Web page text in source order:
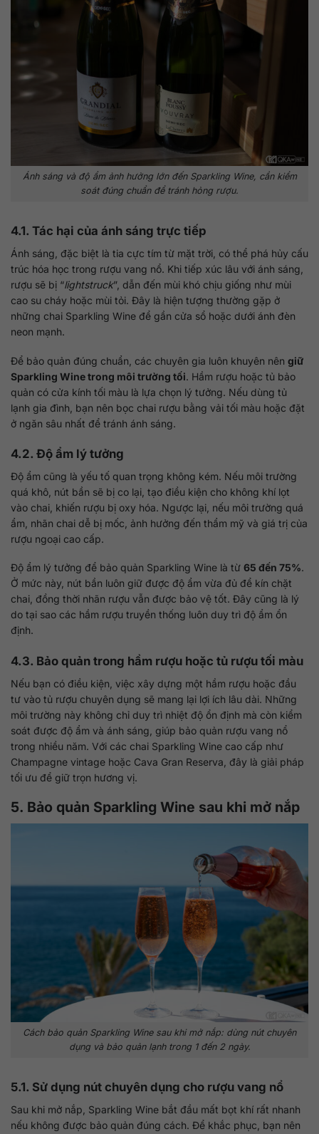
Ánh sáng và độ ẩm ảnh hưởng lớn đến Sparkling Wine, cần kiểm
soát đúng chuẩn để tránh hỏng rượu.
4.1. Tác hại của ánh sáng trực tiếp
Ánh sáng, đặc biệt là tia cực tím từ mặt trời, có thể phá hủy cấu
trúc hóa học trong rượu vang nổ. Khi tiếp xúc lâu với ánh sáng,
rượu sẽ bị “lightstruck”, dẫn đến mùi khó chịu giống như mùi
cao su cháy hoặc mùi tỏi. Đây là hiện tượng thường gặp ở
những chai Sparkling Wine để gần cửa sổ hoặc dưới ánh đèn
neon mạnh.
Để bảo quản đúng chuẩn, các chuyên gia luôn khuyên nên giữ
Sparkling Wine trong môi trường tối. Hầm rượu hoặc tủ bảo
quản có cửa kính tối màu là lựa chọn lý tưởng. Nếu dùng tủ
lạnh gia đình, bạn nên bọc chai rượu bằng vải tối màu hoặc đặt
ở ngăn sâu nhất để tránh ánh sáng.
4.2. Độ ẩm lý tưởng
Độ ẩm cũng là yếu tố quan trọng không kém. Nếu môi trường
quá khô, nút bần sẽ bị co lại, tạo điều kiện cho không khí lọt
vào chai, khiến rượu bị oxy hóa. Ngược lại, nếu môi trường quá
ẩm, nhãn chai dễ bị mốc, ảnh hưởng đến thẩm mỹ và giá trị của
rượu ngoại cao cấp.
Độ ẩm lý tưởng để bảo quản Sparkling Wine là từ 65 đến 75%.
Ở mức này, nút bần luôn giữ được độ ẩm vừa đủ để kín chặt
chai, đồng thời nhãn rượu vẫn được bảo vệ tốt. Đây cũng là lý
do tại sao các hầm rượu truyền thống luôn duy trì độ ẩm ổn
định.
4.3. Bảo quản trong hầm rượu hoặc tủ rượu tối màu
Nếu bạn có điều kiện, việc xây dựng một hầm rượu hoặc đầu
tư vào tủ rượu chuyên dụng sẽ mang lại lợi ích lâu dài. Những
môi trường này không chỉ duy trì nhiệt độ ổn định mà còn kiểm
soát được độ ẩm và ánh sáng, giúp bảo quản rượu vang nổ
trong nhiều năm. Với các chai Sparkling Wine cao cấp như
Champagne vintage hoặc Cava Gran Reserva, đây là giải pháp
tối ưu để giữ trọn hương vị.
5. Bảo quản Sparkling Wine sau khi mở nắp
Cách bảo quản Sparkling Wine sau khi mở nắp: dùng nút chuyên
dụng và bảo quản lạnh trong 1 đến 2 ngày.
5.1. Sử dụng nút chuyên dụng cho rượu vang nổ
Sau khi mở nắp, Sparkling Wine bắt đầu mất bọt khí rất nhanh
nếu không được bảo quản đúng cách. Để khắc phục, bạn nên